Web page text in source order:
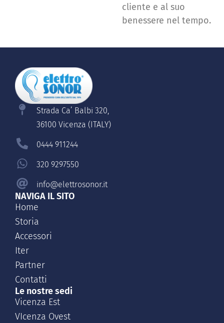
cliente e al suo
benessere nel tempo.
Strada Ca’ Balbi 320,
36100 Vicenza (ITALY)
0444 911244
320 9297550
info@elettrosonor.it
NAVIGA IL SITO
Home
Storia
Accessori
Iter
Partner
Contatti
Le nostre sedi
Vicenza Est
VIcenza Ovest